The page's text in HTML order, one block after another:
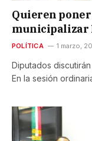
Quieren
municipalizar
POLÍTICA 1 marzo,
Diputados
En la sesión